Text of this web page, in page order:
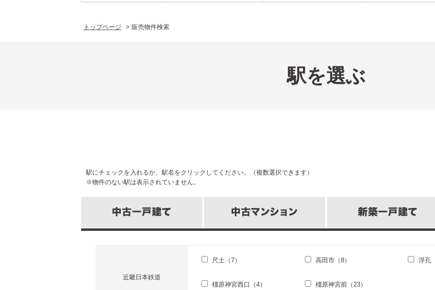
トップページ > 販売物件検索
駅を選ぶ
駅にチェックを入れるか、駅名をクリックしてください。（複数選択できます）
※物件のない駅は表示されていません。
近畿日本鉄道
尺土（7） 高田市（8） 浮孔
橿原神宮西口（4） 橿原神宮前（23）